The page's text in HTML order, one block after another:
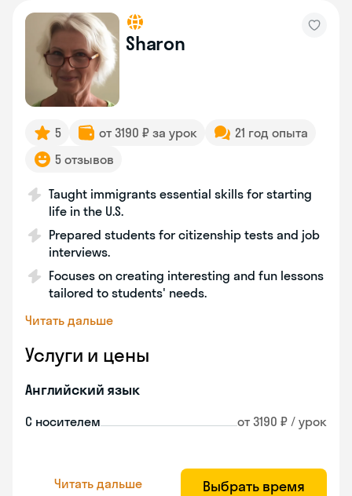
Sharon
5 от 3190 ₽ за урок
21 год опыта
5 отзывов
Taught immigrants essential skills for starting
life in the U.S.
Prepared students for citizenship tests and job
interviews.
Focuses on creating interesting and fun lessons
tailored to students' needs.
Читать дальше
Услуги и цены
Английский язык
С носителем от 3190 ₽ / урок
Читать дальше Выбрать время